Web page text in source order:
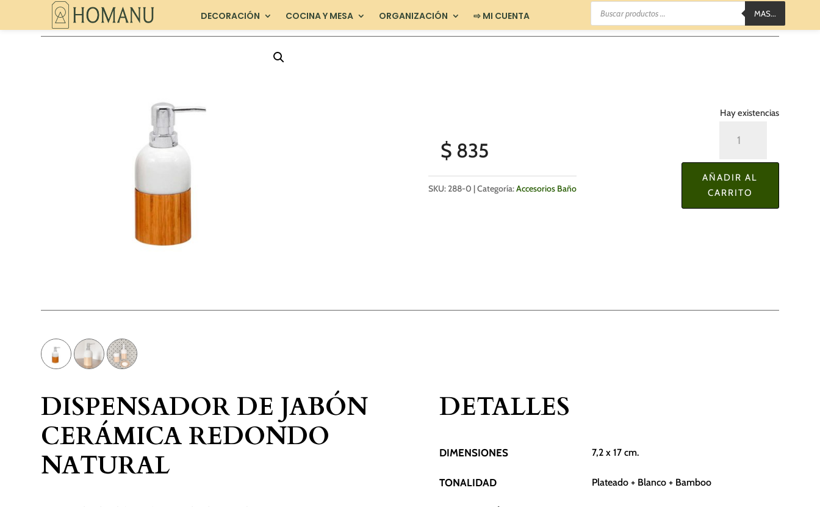
DECORACIÓN COCINA Y MESA ORGANIZACIÓN ⇨ MI CUENTA
Búsqueda
productos
MAS...
$ 835
SKU:288-0 Categoría:Accesorios Baño
Hay existencias
Jabón
Cerámica
Redondo
AÑADIR AL
CARRITO
DISPENSADOR DE JABÓN
CERÁMICA REDONDO
NATURAL
DETALLES
DIMENSIONES 7,2 x 17 cm.
TONALIDAD Plateado + Blanco + Bamboo